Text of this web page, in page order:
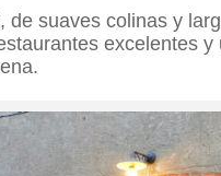
de suaves colinas y
excelentes